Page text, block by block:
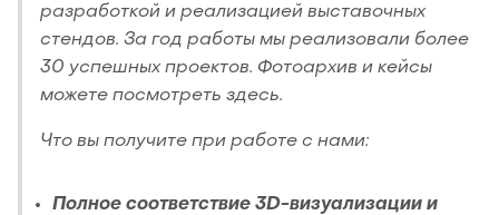
разработкой и реализацией выставочных
стендов. За год работы мы реализовали более
30 успешных проектов. Фотоархив и кейсы
можете посмотреть здесь.
Что вы получите при работе с нами:
Полное соответствие 3D-визуализации и